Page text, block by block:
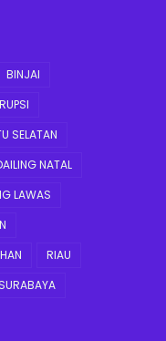
BINJAI
SELATAN
NATAL
LAWAS
RIAU
SURABAYA